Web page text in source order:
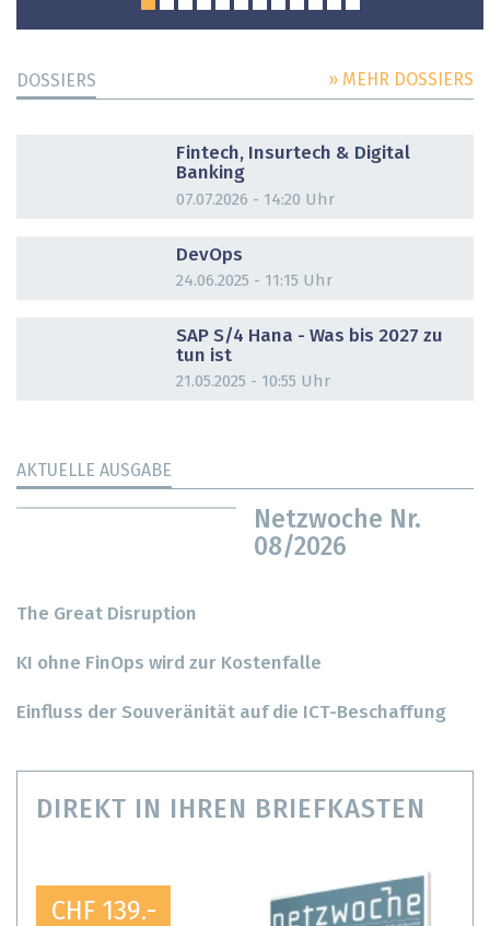
DOSSIERS » MEHR DOSSIERS
Fintech, Insurtech & Digital
Banking
07.07.2026 - 14:20 Uhr
DevOps
24.06.2025 - 11:15 Uhr
SAP S/4 Hana - Was bis 2027 zu
tun ist
21.05.2025 - 10:55 Uhr
AKTUELLE AUSGABE
Netzwoche Nr.
08/2026
The Great Disruption
KI ohne FinOps wird zur Kostenfalle
Einfluss der Souveränität auf die ICT-Beschaffung
DIREKT IN IHREN BRIEFKASTEN
CHF 139.-